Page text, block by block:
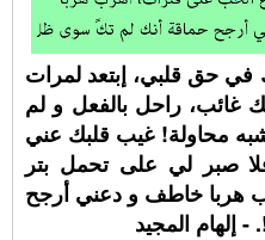
حق قلبي، إبتعد لمرات
غائب، راحل بالفعل و لم
شبه محاولة! غيب قلبك عني
صبر لي على تحمل بتر
هربا خاطف و دعني أرجح
المجيد